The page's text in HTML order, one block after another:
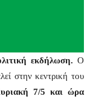
εκδήλωση. Ο
στην κεντρική του
7/5 και ώρα